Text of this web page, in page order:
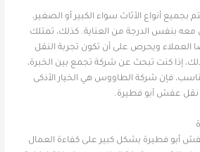
أنواع الأثاث سواء الكبير أو الصغير،
معه بنفس الدرجة من العناية. كذلك، تمتلك
العملاء ويحرص على أن تكون تجربة النقل
إذا كنت تبحث عن شركة تجمع بين الخبرة،
فإن شركة الطاووس هي الخيار الأذكى
نقل عفش أبو فطيرة.
أبو فطيرة بشكل كبير على كفاءة العمال